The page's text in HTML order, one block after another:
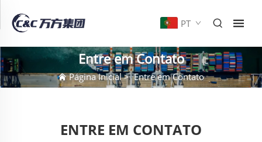
PT
Entre em Contato
Página Inicial>Entre em Contato
ENTRE EM CONTATO